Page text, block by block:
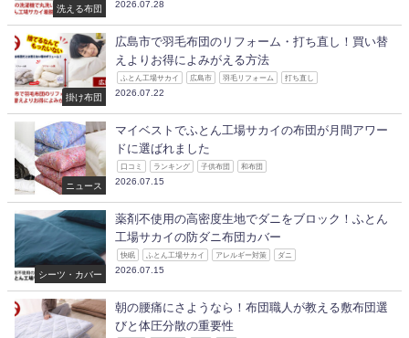
洗える布団 2026.07.28
掛け布団
広島市で羽毛布団のリフォーム・打ち直し！買い替
えよりお得によみがえる方法
ふとん工場サカイ 広島市 羽毛リフォーム 打ち直し
2026.07.22
ニュース
マイベストでふとん工場サカイの布団が月間アワー
ドに選ばれました
口コミ ランキング 子供布団 和布団
2026.07.15
シーツ・カバー
薬剤不使用の高密度生地でダニをブロック！ふとん
工場サカイの防ダニ布団カバー
快眠 ふとん工場サカイ アレルギー対策 ダニ
2026.07.15
朝の腰痛にさようなら！布団職人が教える敷布団選
びと体圧分散の重要性